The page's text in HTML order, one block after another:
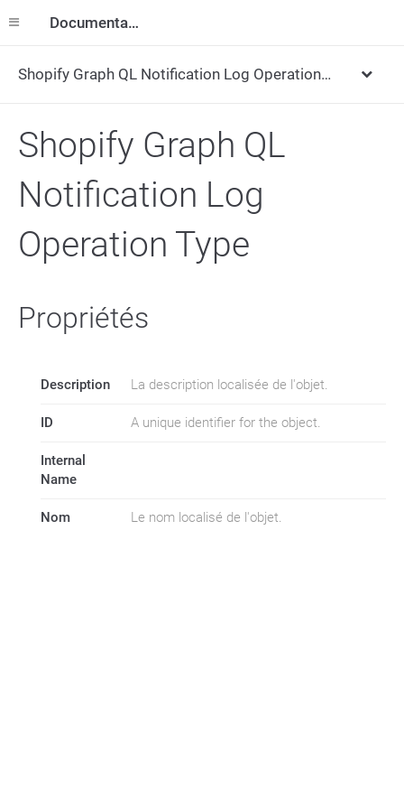
Documentation
Shopify Graph QL Notification Log Operation Type
Shopify Graph QL
Notification Log
Operation Type
Propriétés
Description La description localisée de l'objet.
ID A unique identifier for the object.
Internal
Name
Nom Le nom localisé de l'objet.